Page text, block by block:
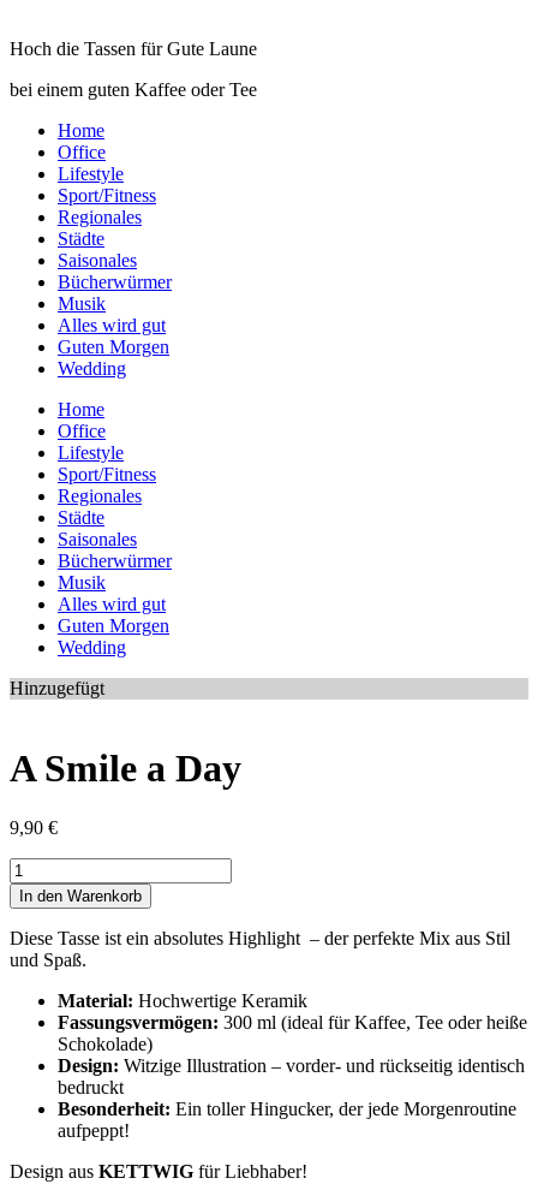
Hoch die Tassen für Gute Laune
bei einem guten Kaffee oder Tee
Home
Office
Lifestyle
Sport/Fitness
Regionales
Städte
Saisonales
Bücherwürmer
Musik
Alles wird gut
Guten Morgen
Wedding
Home
Office
Lifestyle
Sport/Fitness
Regionales
Städte
Saisonales
Bücherwürmer
Musik
Alles wird gut
Guten Morgen
Wedding
Hinzugefügt
A Smile a Day
9,90 €
A
Smile
a
Day
Menge
In den Warenkorb
Diese Tasse ist ein absolutes Highlight – der perfekte Mix aus Stil
und Spaß.
Material: Hochwertige Keramik
Fassungsvermögen: 300 ml (ideal für Kaffee, Tee oder heiße
Schokolade)
Design: Witzige Illustration – vorder- und rückseitig identisch
bedruckt
Besonderheit: Ein toller Hingucker, der jede Morgenroutine
aufpeppt!
Design aus KETTWIG für Liebhaber!